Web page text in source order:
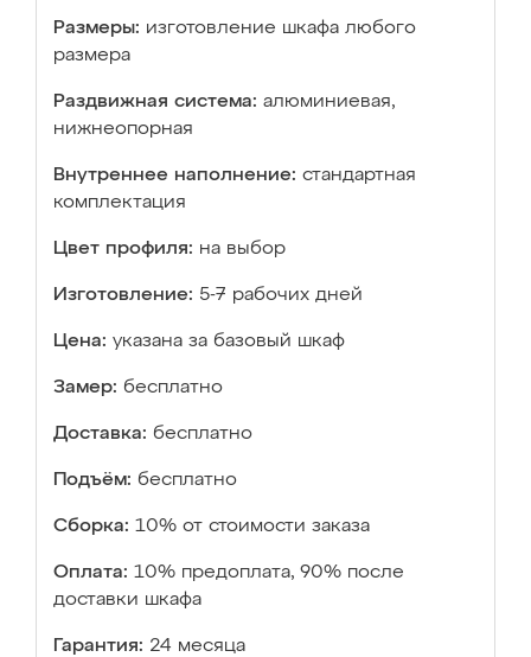
Размеры: изготовление шкафа любого
размера
Раздвижная система: алюминиевая,
нижнеопорная
Внутреннее наполнение: стандартная
комплектация
Цвет профиля: на выбор
Изготовление: 5-7 рабочих дней
Цена: указана за базовый шкаф
Замер: бесплатно
Доставка: бесплатно
Подъём: бесплатно
Сборка: 10% от стоимости заказа
Оплата: 10% предоплата, 90% после
доставки шкафа
Гарантия: 24 месяца